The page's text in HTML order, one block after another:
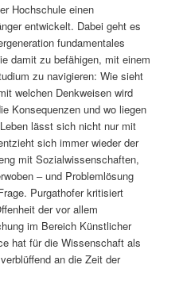
Hochschule einen
entwickelt. Dabei geht es
fundamentales
damit zu befähigen, mit einem
zu navigieren: Wie sieht
welchen Denkweisen wird
Konsequenzen und wo liegen
lässt sich nicht nur mit
sich immer wieder der
mit Sozialwissenschaften,
– und Problemlösung
Purgathofer kritisiert
der vor allem
im Bereich Künstlicher
hat für die Wissenschaft als
an die Zeit der